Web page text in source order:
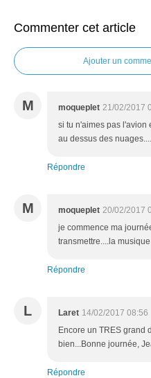
Commenter cet article
Ajouter un
M moqueplet 21/02/2017
si tu n'aimes pas l'avion
au dessus des
Répondre
M moqueplet 20/02/2017
je commence ma
transmettre....la
Répondre
L Laret 14/02/2017 08:56
Encore un TRES grand
bien...Bonne journée,
Répondre